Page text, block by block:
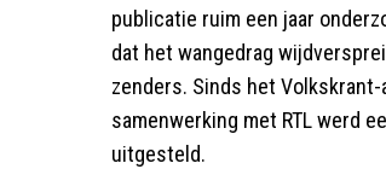
publicatie ruim een jaar
dat het wangedrag
zenders. Sinds het
samenwerking met RTL werd
uitgesteld.